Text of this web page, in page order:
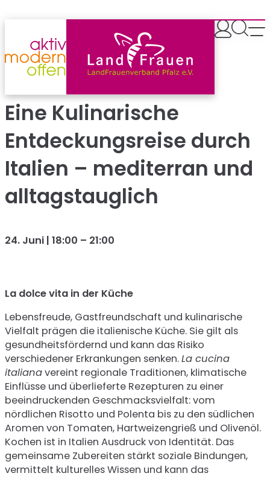
springen
Eine Kulinarische
Entdeckungsreise durch
Italien – mediterran und
alltagstauglich
24. Juni | 18:00 – 21:00
La dolce vita in der Küche
Lebensfreude, Gastfreundschaft und kulinarische
Vielfalt prägen die italienische Küche. Sie gilt als
gesundheitsfördernd und kann das Risiko
verschiedener Erkrankungen senken.La cucina
italianavereint regionale Traditionen, klimatische
Einflüsse und überlieferte Rezepturen zu einer
beeindruckenden Geschmacksvielfalt: vom
nördlichen Risotto und Polenta bis zu den südlichen
Aromen von Tomaten, Hartweizengrieß und Olivenöl.
Kochen ist in Italien Ausdruck von Identität. Das
gemeinsame Zubereiten stärkt soziale Bindungen,
vermittelt kulturelles Wissen und kann das